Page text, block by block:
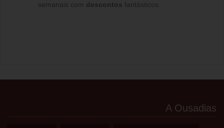
semanais com descontos fantásticos.
A Ousadias